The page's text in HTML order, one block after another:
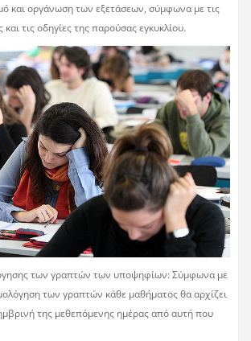
και οργάνωση των εξετάσεων, σύμφωνα με τις
και τις οδηγίες της παρούσας εγκυκλίου.
των γραπτών των υποψηφίων: Σύμφωνα με
των γραπτών κάθε μαθήματος θα αρχίζει
της μεθεπόμενης ημέρας από αυτή που